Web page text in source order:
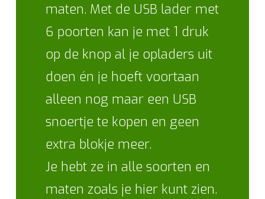
maten. Met de USB lader met
6 poorten kan je met 1 druk
op de knop al je opladers uit
doen én je hoeft voortaan
alleen nog maar een USB
snoertje te kopen en geen
extra blokje meer.
Je hebt ze in alle soorten en
maten zoals je hier kunt zien.